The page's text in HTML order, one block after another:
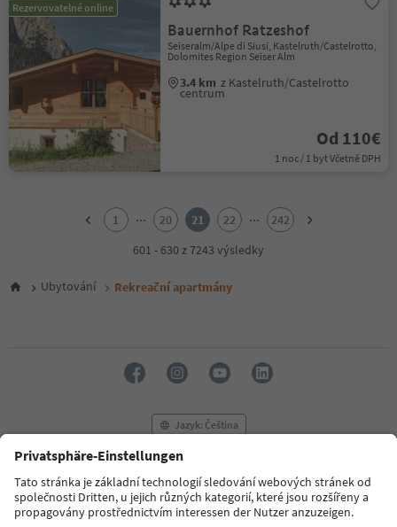
Rezervovatelné online
Bauernhof Ratzeshof
Seiseralm/Alpe di Siusi, Kastelruth/Castelrotto,
Dolomites Region Seiser Alm
3.4 km z Kastelruth/Castelrotto
centrum
Od 110€
1 noc / 1 byt Včetně DPH
6
16
17
18
19
1 ... 20 21 22 ...
242
601 - 630 z 7243 výsledky
Ubytování Rekreační apartmány
Jazyk: Čeština
FAQ Kontaktujte nás Tisk
MICE
Zásady ochrany osobních údajů
Podmínky a ujednání
Tiráž